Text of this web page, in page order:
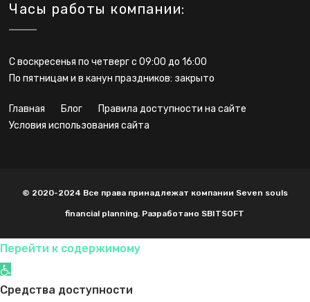
Часы работы компании:
С воскресенья по четверг с 09:00 до 16:00
По пятницам и в канун праздников: закрыто
главная блог
правила доступности на сайте
условия использования сайта
© 2020-2024 Все права принадлежат компании Seven souls
financial planning. Разработано SBITSOFT
Перейти к содержимому
Открыть панель инструментов
Средства доступности